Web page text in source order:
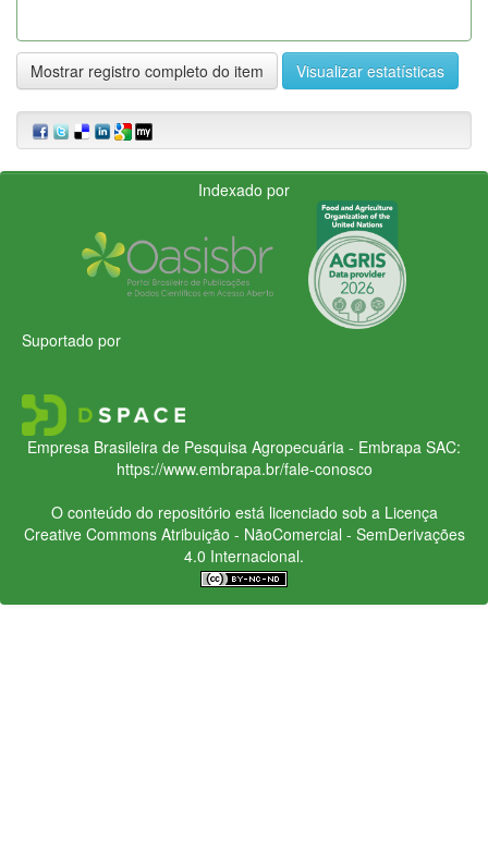
Mostrar registro completo do item Visualizar estatísticas
Indexado por
Suportado por
Empresa Brasileira de Pesquisa Agropecuária - Embrapa SAC:
https://www.embrapa.br/fale-conosco
O conteúdo do repositório está licenciado sob a Licença
Creative CommonsAtribuição - NãoComercial - SemDerivações
4.0 Internacional.